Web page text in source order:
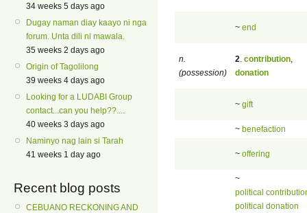
34 weeks 5 days ago
Dugay naman diay kaayo ni nga
forum. Unta dili ni mawala.
35 weeks 2 days ago
Origin of Tagolilong
39 weeks 4 days ago
Looking for a LUDABI Group
contact...can you help??....
40 weeks 3 days ago
Naminyo nag lain si Tarah
41 weeks 1 day ago
Recent blog posts
CEBUANO RECKONING AND
~ end
n.
(possession)
2 contribution
donation
~ gift
~ benefaction
~ offering
~
political
political donation